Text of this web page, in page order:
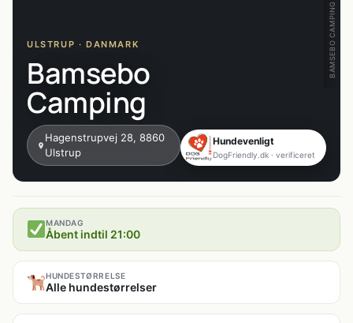
ULSTRUP · DANMARK
Bamsebo
Camping
Hagenstrupvej 28, 8860
Ulstrup
Hundevenligt
DogFriendly.dk · verificeret
BAMSEBO CAMPING
MANDAG
Åbent indtil 21:00
HUNDESTØRRELSE
Alle hundestørrelser